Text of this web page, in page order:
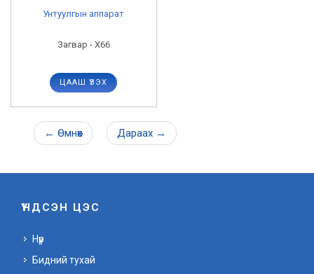
Унтуулгын аппарат
Загвар - X66
ЦААШ ҮЗЭХ
← Өмнөх Дараах →
ҮНДСЭН ЦЭС
Нүүр
Бидний тухай